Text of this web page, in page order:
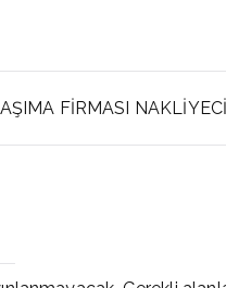
FİRMASI NAKLİYECİ